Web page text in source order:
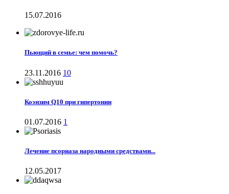
15.07.2016
Пьющий в семье: чем помочь?
23.11.2016 10
Коэнзим Q10 при гипертонии
01.07.2016 1
Лечение псориаза народными средствами...
12.05.2017